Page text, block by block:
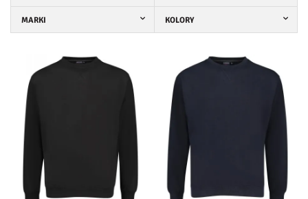
MARKI KOLORY